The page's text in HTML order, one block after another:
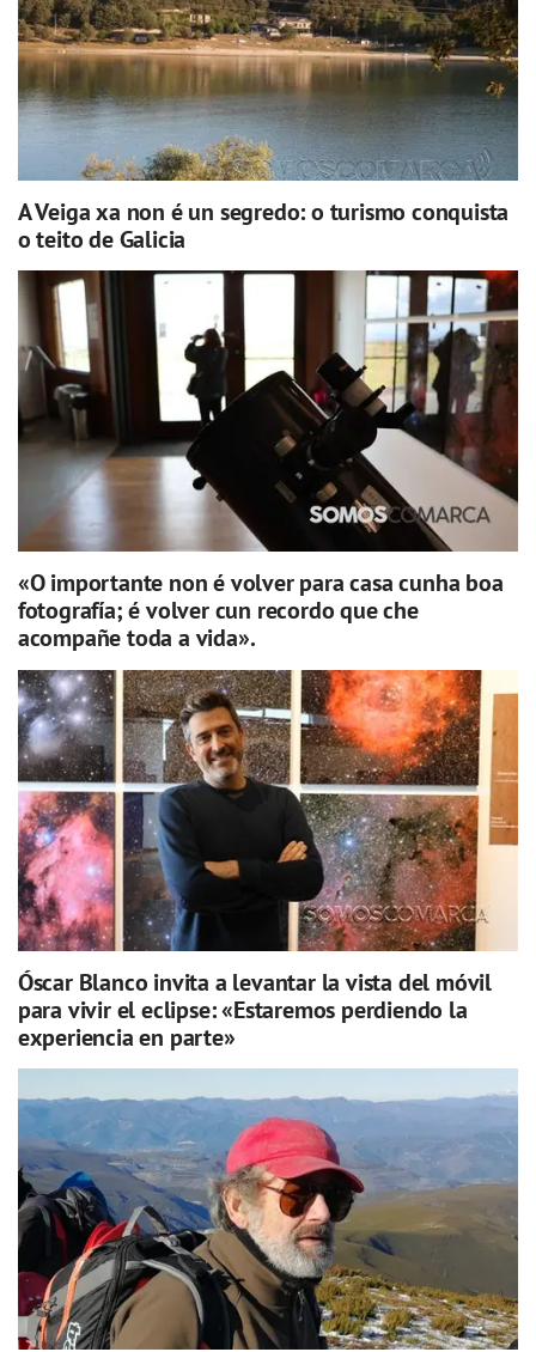
A Veiga xa non é un segredo: o turismo conquista
o teito de Galicia
«O importante non é volver para casa cunha boa
fotografía; é volver cun recordo que che
acompañe toda a vida».
Óscar Blanco invita a levantar la vista del móvil
para vivir el eclipse: «Estaremos perdiendo la
experiencia en parte»